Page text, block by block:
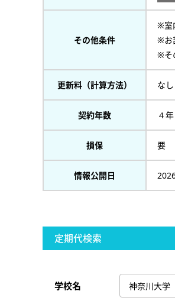
その他条件
※室
※お
※そ
更新料（計算方法） なし
契約年数 ４年
損保 要
情報公開日
定期代検索
学校名